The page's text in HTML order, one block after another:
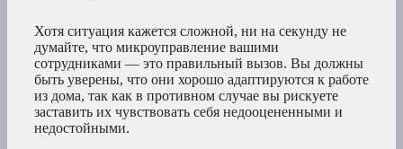
Хотя ситуация кажется сложной, ни на секунду не
думайте, что микроуправление вашими
сотрудниками — это правильный вызов. Вы должны
быть уверены, что они хорошо адаптируются к работе
из дома, так как в противном случае вы рискуете
заставить их чувствовать себя недооцененными и
недостойными.